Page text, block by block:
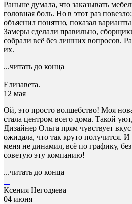
Раньше думала, что заказывать
головная боль. Но в этот раз
объяснил понятно, показал
Замеры сделали правильно,
собрали всё без лишних вопросов.
их.
...читать до конца
Елизавета.
12 мая
Ой, это просто волшебство! Моя
стала центром всего дома. Такой
Дизайнер Ольга прям чувствует
ожидала, что так круто получится.
меня не динамил, всё по графику,
советую эту компанию!
...читать до конца
Ксения Негодяева
04 июня